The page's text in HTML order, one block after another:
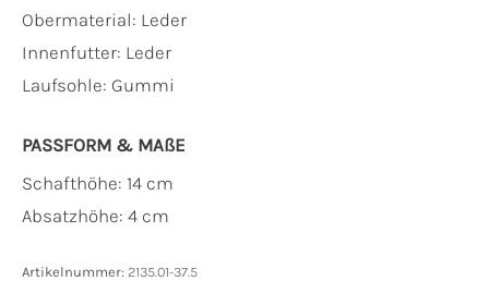
Obermaterial: Leder
Innenfutter: Leder
Laufsohle: Gummi
PASSFORM & MAẞE
Schafthöhe: 14 cm
Absatzhöhe: 4 cm
Artikelnummer: 2135.01-37.5